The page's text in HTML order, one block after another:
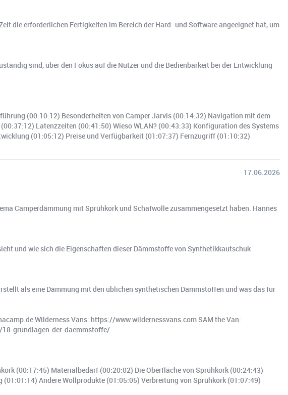
die erforderlichen Fertigkeiten im Bereich der Hard- und Software angeeignet hat, um
sind, über den Fokus auf die Nutzer und die Bedienbarkeit bei der Entwicklung
(00:10:12) Besonderheiten von Camper Jarvis (00:14:32) Navigation mit dem
Latenzzeiten (00:41:50) Wieso WLAN? (00:43:33) Konfiguration des Systems
(01:05:12) Preise und Verfügbarkeit (01:07:37) Fernzugriff (01:10:32)
17.06.2026
Camperdämmung mit Sprühkork und Schafwolle zusammengesetzt haben. Hannes
und wie sich die Eigenschaften dieser Dämmstoffe von Synthetikkautschuk
als eine Dämmung mit den üblichen synthetischen Dämmstoffen und was das für
Wilderness Vans: https://www.wildernessvans.com SAM the Van:
grundlagen-der-daemmstoffe/
(00:17:45) Materialbedarf (00:20:02) Die Oberfläche von Sprühkork (00:24:43)
Andere Wollprodukte (01:05:05) Verbreitung von Sprühkork (01:07:49)